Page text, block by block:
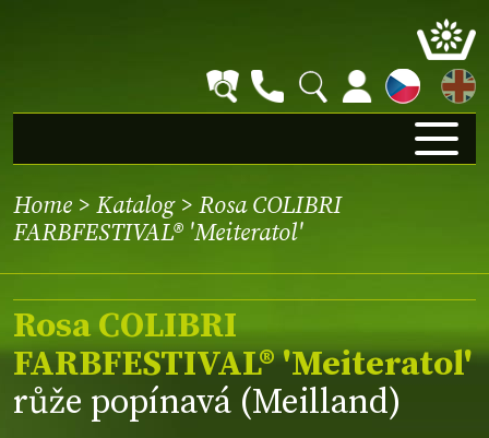
EN
Home > Katalog> Rosa COLIBRI
FARBFESTIVAL® 'Meiteratol'
Rosa COLIBRI
FARBFESTIVAL® 'Meiteratol'
růže popínavá (Meilland)